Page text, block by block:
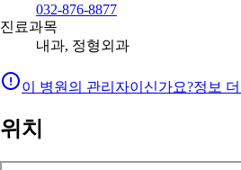
032-876-8877
진료과목
내과, 정형외과
이 병원의 관리자이신가요?정보 더
위치